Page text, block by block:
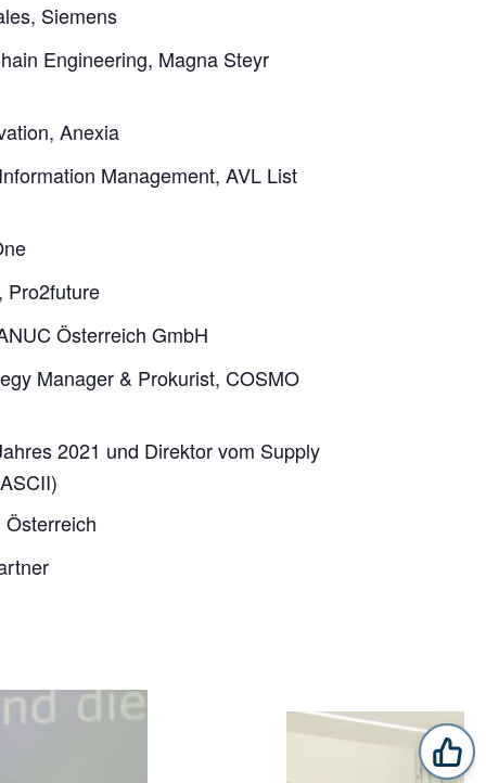
Siemens
Engineering, Magna Steyr
Anexia
Management, AVL List
Pro2future
Österreich GmbH
Manager & Prokurist, COSMO
2021 und Direktor vom Supply